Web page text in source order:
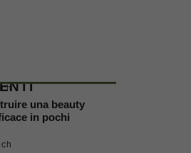
una beauty
in pochi